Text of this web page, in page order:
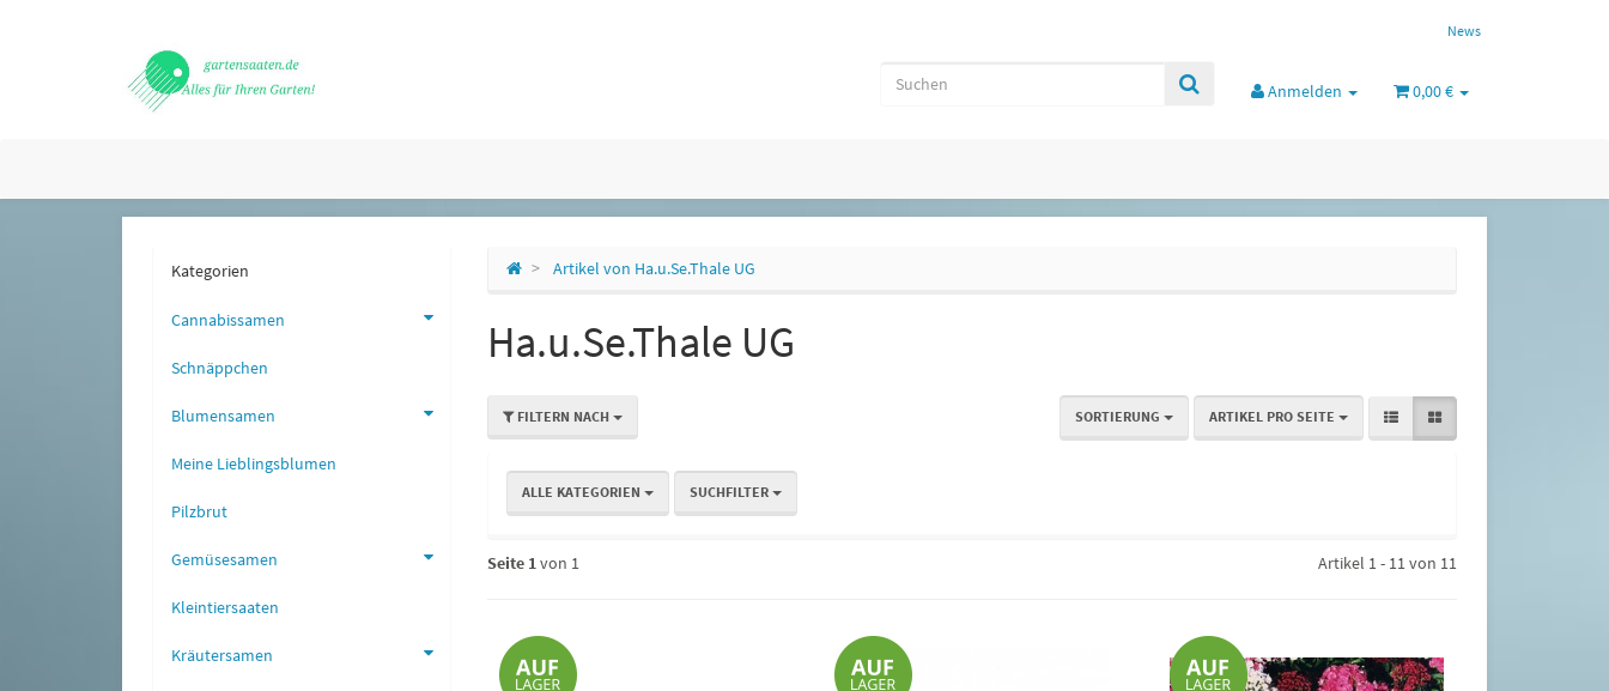
News
Anmelden 0,00 €
Artikel von Ha.u.Se.Thale UG
Ha.u.Se.Thale UG
SORTIERUNG ARTIKEL PRO SEITE
FILTERN NACH
ALLE KATEGORIEN SUCHFILTER
Seite 1von 1 Artikel 1 - 11 von 11
Kategorien
Cannabissamen
Schnäppchen
Blumensamen
Meine Lieblingsblumen
Pilzbrut
Gemüsesamen
Kleintiersaaten
Kräutersamen